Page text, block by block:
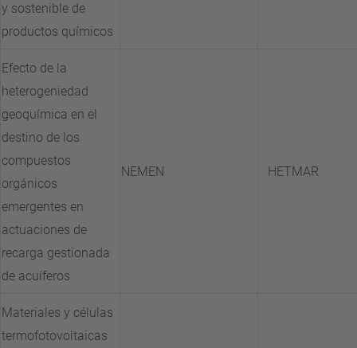
y sostenible de
productos químicos
Efecto de la
heterogeniedad
geoquímica en el
destino de los
compuestos
orgánicos
emergentes en
actuaciones de
recarga gestionada
de acuíferos
NEMEN HETMAR
Materiales y células
termofotovoltaicas